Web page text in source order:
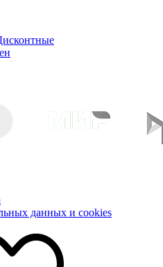
данных и cookies